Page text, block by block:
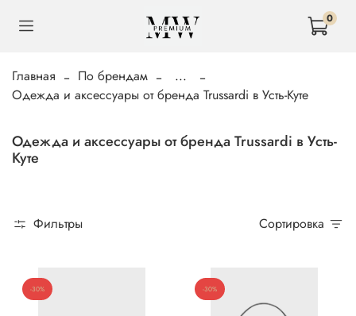
0
Главная По брендам
...
Одежда и аксессуары от бренда Trussardi в Усть-Куте
Одежда и аксессуары от бренда Trussardi в Усть-
Куте
Фильтры Сортировка
-30% -30%